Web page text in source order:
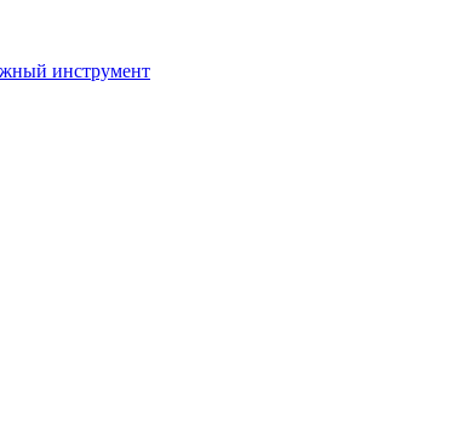
инструмент